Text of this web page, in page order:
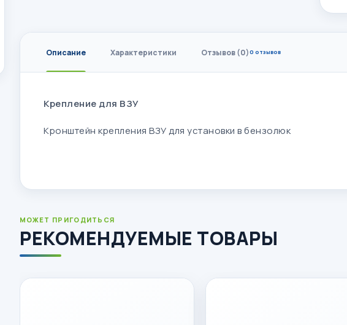
Описание Характеристики Отзывов (0)0 отзывов
Крепление для ВЗУ
Кронштейн крепления ВЗУ для установки в бензолюк
МОЖЕТ ПРИГОДИТЬСЯ
РЕКОМЕНДУЕМЫЕ ТОВАРЫ